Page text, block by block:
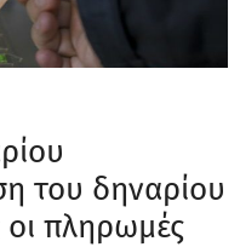
του δηναρίου
πληρωμές